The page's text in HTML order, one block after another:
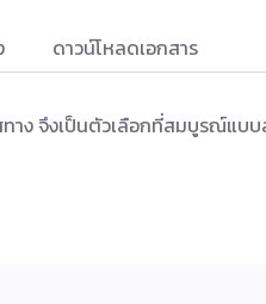
ดาวน์โหลดเอกสาร
าง จึงเป็นตัวเลือกที่สมบูรณ์แ